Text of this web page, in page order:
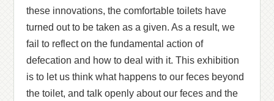
these innovations, the comfortable toilets have
turned out to be taken as a given. As a result, we
fail to reflect on the fundamental action of
defecation and how to deal with it. This exhibition
is to let us think what happens to our feces beyond
the toilet, and talk openly about our feces and the